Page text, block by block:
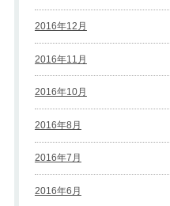
2016年12月
2016年11月
2016年10月
2016年8月
2016年7月
2016年6月